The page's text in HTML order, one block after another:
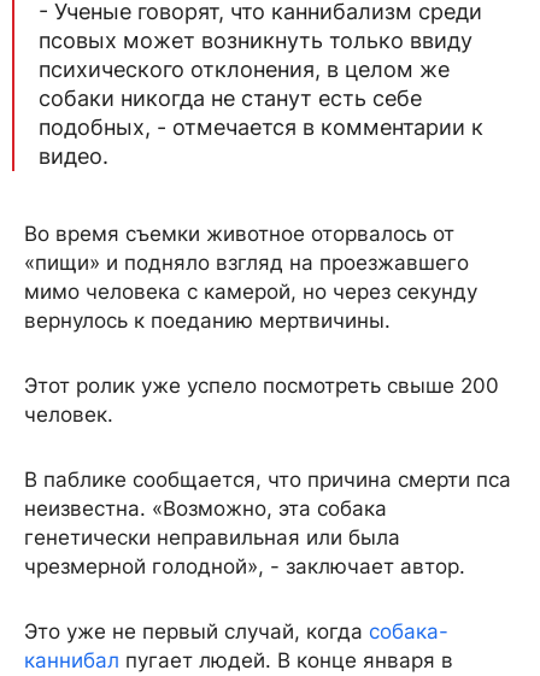
- Ученые говорят, что каннибализм среди
псовых может возникнуть только ввиду
психического отклонения, в целом же
собаки никогда не станут есть себе
подобных, - отмечается в комментарии к
видео.
Во время съемки животное оторвалось от
«пищи» и подняло взгляд на проезжавшего
мимо человека с камерой, но через секунду
вернулось к поеданию мертвичины.
Этот ролик уже успело посмотреть свыше 200
человек.
В паблике сообщается, что причина смерти пса
неизвестна. «Возможно, эта собака
генетически неправильная или была
чрезмерной голодной», - заключает автор.
Это уже не первый случай, когда собака-
каннибал пугает людей. В конце января в